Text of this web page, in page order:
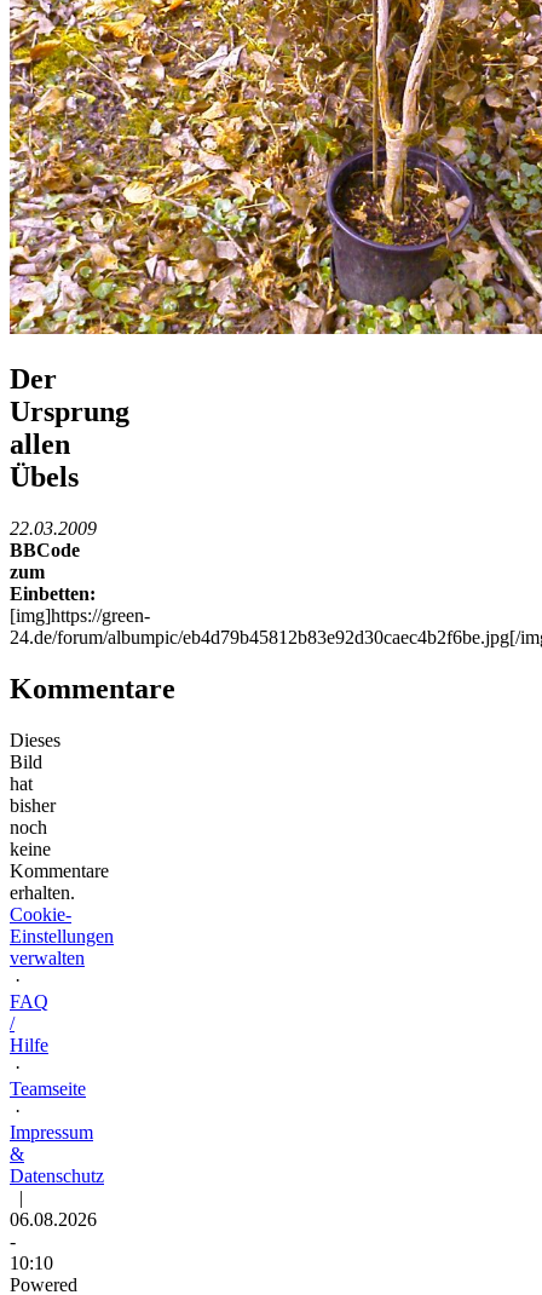
Der
Ursprung
allen
Übels
22.03.2009
BBCode
zum
Einbetten:
[img]https://green-
24.de/forum/albumpic/eb4d79b45812b83e92d30caec4b2f6be.jpg[/
Kommentare
Dieses
Bild
hat
bisher
noch
keine
Kommentare
erhalten.
Cookie-
Einstellungen
verwalten
·
FAQ
/
Hilfe
·
Teamseite
·
Impressum
&
Datenschutz
|
06.08.2026
-
10:10
Powered